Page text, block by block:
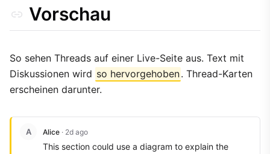
Vorschau
So sehen Threads auf einer Live-Seite aus. Text mit
Diskussionen wird so hervorgehoben. Thread-Karten
erscheinen darunter.
A Alice · 2d ago
This section could use a diagram to explain the